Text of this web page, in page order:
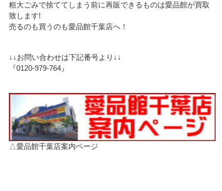
粗大ごみで捨ててしまう前に再販できるものは愛品館が買取
致します!
売るのも買うのも愛品館千葉店へ！
↓↓お問い合わせは下記番号より↓↓
『0120-979-764』
△愛品館千葉店案内ページ